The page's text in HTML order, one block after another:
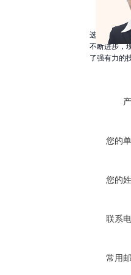
选金离心机
不断进步，
了强有力的
您的
您的
联系
常用